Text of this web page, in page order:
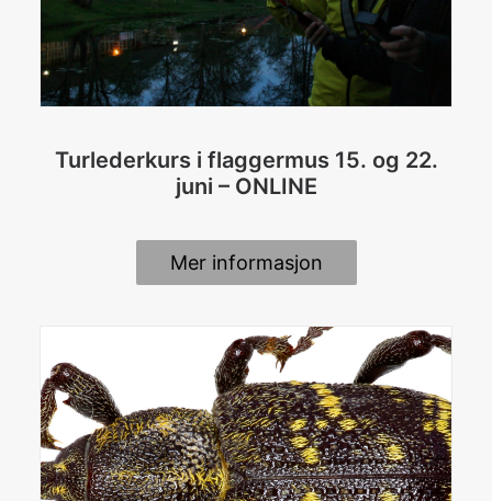
Turlederkurs i flaggermus 15. og 22.
juni – ONLINE
Mer informasjon